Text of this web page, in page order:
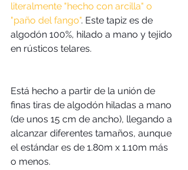
literalmente "hecho con arcilla" o
"paño del fango". Este tapiz es de
algodón 100%, hilado a mano y tejido
en rústicos telares.
Está hecho a partir de la unión de
finas tiras de algodón hiladas a mano
(de unos 15 cm de ancho), llegando a
alcanzar diferentes tamaños, aunque
el estándar es de 1.80m x 1.10m más
o menos.